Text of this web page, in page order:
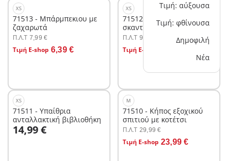
Τιμή: αύξουσα
Τιμή: φθίνουσα
Δημοφιλή
Νέα
XS
71513 - Μπάρμπεκιου με
ζαχαρωτά
Π.Λ.T 7,99 €
Τιμή E-shop 6,39 €
Στο καλάθι
XS
71512 - Φροντίζοντας τους
σκαντζόχοιρους
Π.Λ.T 9,99 €
Τιμή E-shop
XS
71511 - Υπαίθρια
ανταλλακτική βιβλιοθήκη
14,99 €
Στο καλάθι
M
71510 - Κήπος εξοχικού
σπιτιού με κοτέτσι
Π.Λ.T 29,99 €
Τιμή E-shop 23,99 €
Στο καλάθι